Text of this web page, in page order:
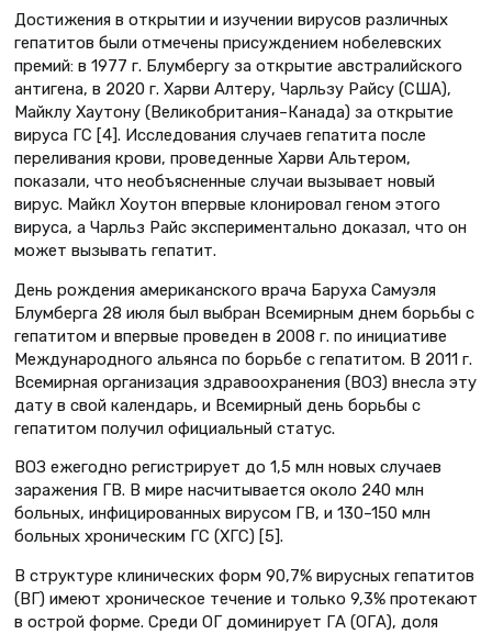
Достижения в открытии и изучении вирусов различных
гепатитов были отмечены присуждением нобелевских
премий: в 1977 г. Блумбергу за открытие австралийского
антигена, в 2020 г. Харви Алтеру, Чарльзу Райсу (США),
Майклу Хаутону (Великобритания–Канада) за открытие
вируса ГС [4]. Исследования случаев гепатита после
переливания крови, проведенные Харви Альтером,
показали, что необъясненные случаи вызывает новый
вирус. Майкл Хоутон впервые клонировал геном этого
вируса, а Чарльз Райс экспериментально доказал, что он
может вызывать гепатит.
День рождения американского врача Баруха Самуэля
Блумберга 28 июля был выбран Всемирным днем борьбы с
гепатитом и впервые проведен в 2008 г. по инициативе
Международного альянса по борьбе с гепатитом. В 2011 г.
Всемирная организация здравоохранения (ВОЗ) внесла эту
дату в свой календарь, и Всемирный день борьбы с
гепатитом получил официальный статус.
ВОЗ ежегодно регистрирует до 1,5 млн новых случаев
заражения ГВ. В мире насчитывается около 240 млн
больных, инфицированных вирусом ГВ, и 130–150 млн
больных хроническим ГС (ХГС) [5].
В структуре клинических форм 90,7% вирусных гепатитов
(ВГ) имеют хроническое течение и только 9,3% протекают
в острой форме. Среди ОГ доминирует ГА (ОГА), доля